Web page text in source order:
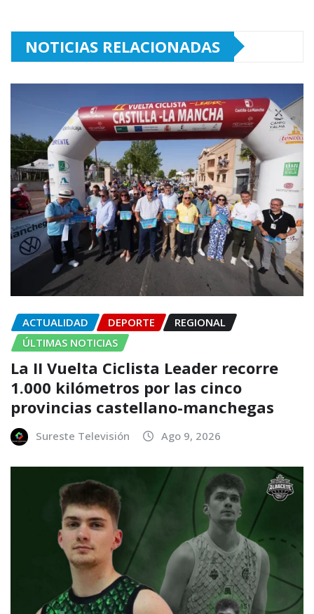
NOTICIAS RELACIONADAS
ACTUALIDAD DEPORTE
REGIONAL
ÚLTIMAS NOTICIAS
La II Vuelta Ciclista Leader recorre
1.000 kilómetros por las cinco
provincias castellano-manchegas
Sureste Televisión Ago 9, 2026